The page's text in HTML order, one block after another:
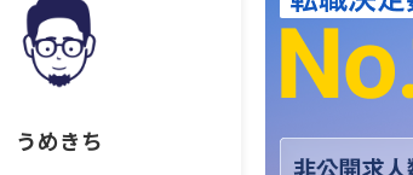
うめきち